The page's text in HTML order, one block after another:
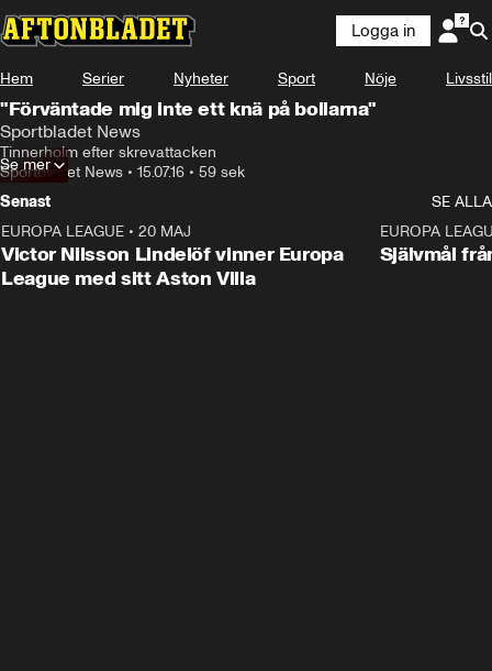
Logga in
Hem Serier Nyheter Sport Nöje Livsstil
"Förväntade mig inte ett knä på bollarna"
Sportbladet News
Tinnerholm efter skrevattacken
Sportbladet News • 15.07.16 • 59 sek
Se mer
Senast
SE ALLA
EUROPA LEAGUE • 20 MAJ
Victor Nilsson Lindelöf vinner Europa
League med sitt Aston Villa
EUROPA
Självmål